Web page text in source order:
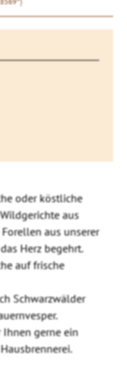
oder köstliche
aus
aus unserer
Herz begehrt.
auf frische
Schwarzwälder
Ihnen gerne ein